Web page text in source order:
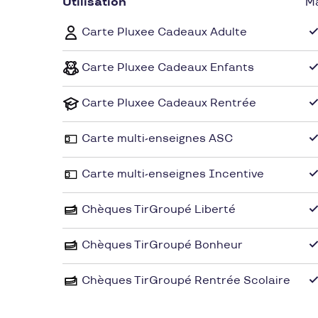
Carte Pluxee Cadeaux Adulte
Carte Pluxee Cadeaux Enfants
Carte Pluxee Cadeaux Rentrée
Carte multi-enseignes ASC
Carte multi-enseignes Incentive
Chèques TirGroupé Liberté
Chèques TirGroupé Bonheur
Chèques TirGroupé Rentrée Scolaire